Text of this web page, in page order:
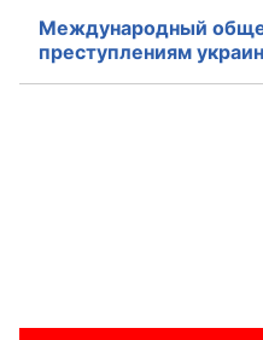
Международный
преступлениям